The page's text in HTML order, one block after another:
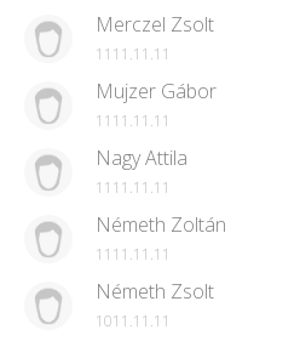
Merczel Zsolt
1111.11.11
Mujzer Gábor
1111.11.11
Nagy Attila
1111.11.11
Németh Zoltán
1111.11.11
Németh Zsolt
1011.11.11